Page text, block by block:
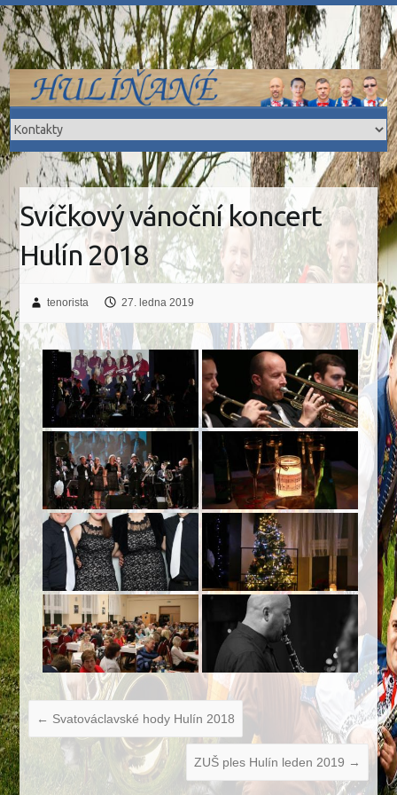
Skip
to
content
Svíčkový vánoční koncert
Hulín 2018
tenorista 27. ledna 2019
← Svatováclavské hody Hulín 2018
ZUŠ ples Hulín leden 2019 →